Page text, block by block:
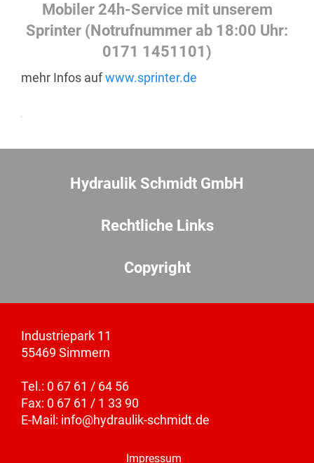
Mobiler 24h-Service mit unserem
Sprinter (Notrufnummer ab 18:00 Uhr:
0171 1451101)
mehr Infos aufwww.sprinter.de
Hydraulik Schmidt GmbH
Rechtliche Links
Copyright
Industriepark 11
55469 Simmern
Tel.: 0 67 61 / 64 56
Fax: 0 67 61 / 1 33 90
E-Mail: info@hydraulik-schmidt.de
Impressum